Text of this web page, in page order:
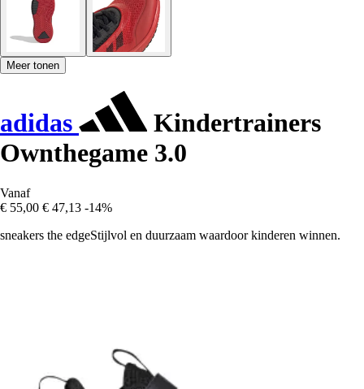
Meer tonen
adidas
Kindertrainers
Ownthegame 3.0
Vanaf
€ 55,00 € 47,13 -14%
sneakers the edgeStijlvol en duurzaam waardoor kinderen winnen.